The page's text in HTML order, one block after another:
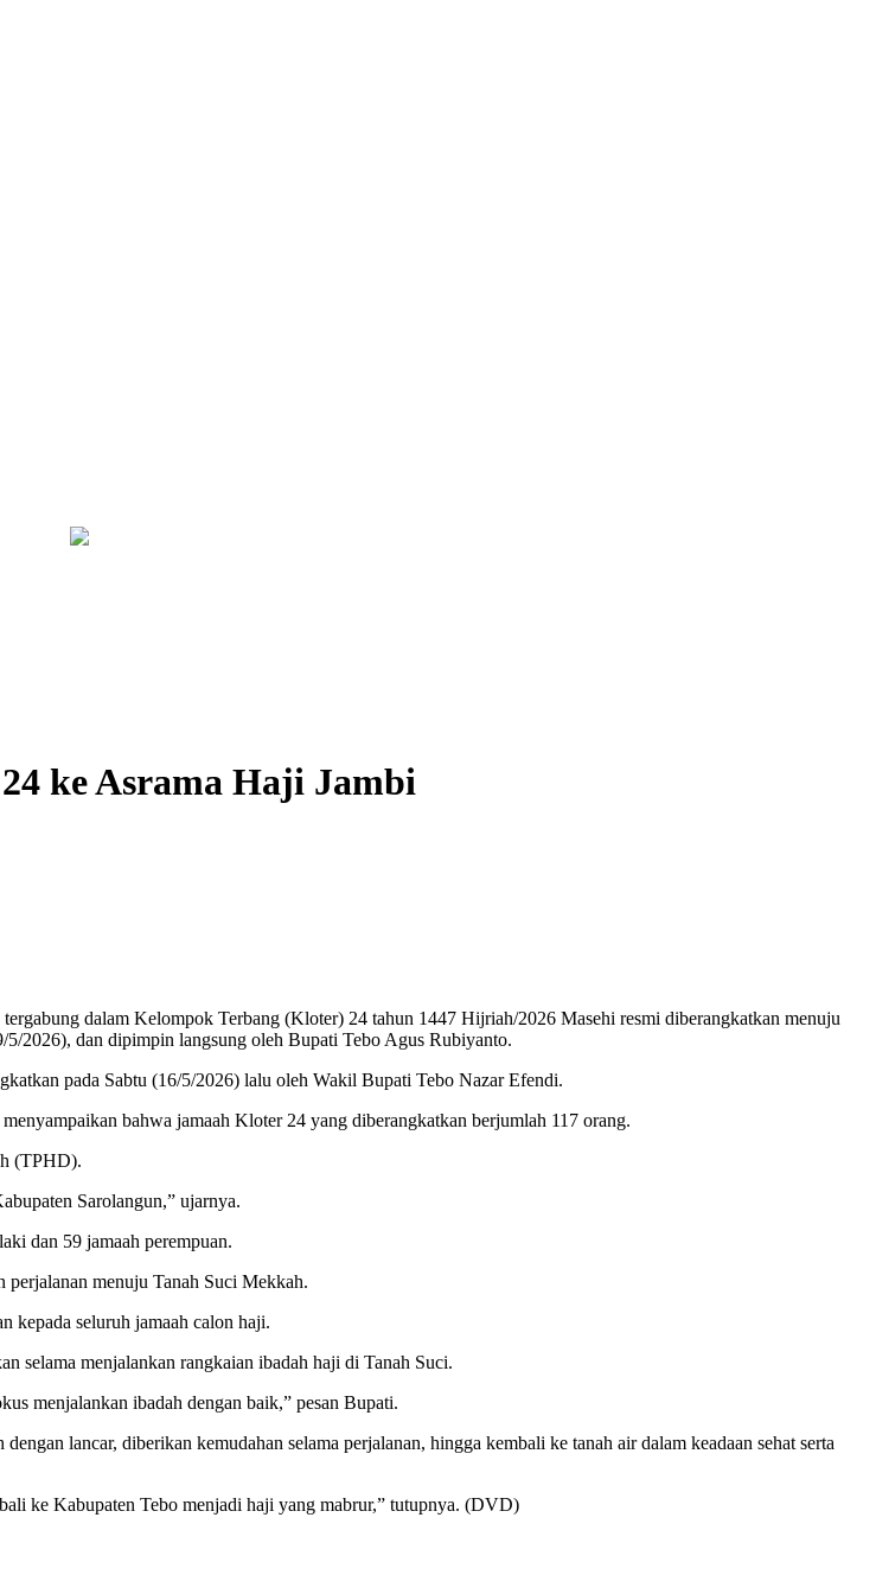
ke Asrama Haji Jambi
dalam Kelompok Terbang (Kloter) 24 tahun 1447 Hijriah/2026 Masehi resmi diberangkatkan menuju
2026), dan dipimpin langsung oleh Bupati Tebo Agus Rubiyanto.
pada Sabtu (16/5/2026) lalu oleh Wakil Bupati Tebo Nazar Efendi.
bahwa jamaah Kloter 24 yang diberangkatkan berjumlah 117 orang.
(TPHD).
Sarolangun,” ujarnya.
dan 59 jamaah perempuan.
perjalanan menuju Tanah Suci Mekkah.
kepada seluruh jamaah calon haji.
selama menjalankan rangkaian ibadah haji di Tanah Suci.
menjalankan ibadah dengan baik,” pesan Bupati.
lancar, diberikan kemudahan selama perjalanan, hingga kembali ke tanah air dalam keadaan sehat serta
ke Kabupaten Tebo menjadi haji yang mabrur,” tutupnya. (DVD)